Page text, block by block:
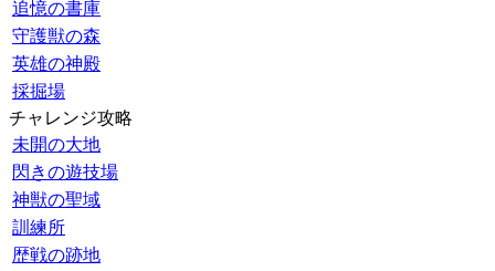
追憶の書庫
守護獣の森
英雄の神殿
採掘場
チャレンジ攻略
未開の大地
閃きの遊技場
神獣の聖域
訓練所
歴戦の跡地